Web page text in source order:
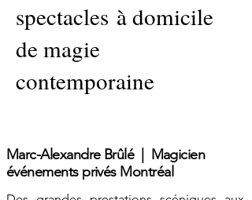
spectacles à domicile
de magie
contemporaine
Marc-Alexandre Brûlé | Magicien
événements privés Montréal